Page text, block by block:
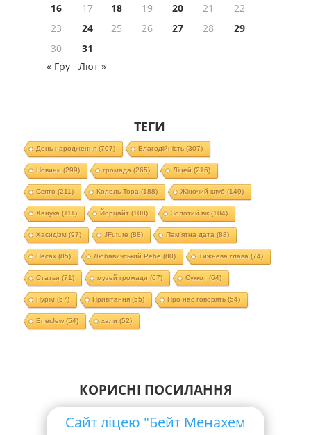
16
17 18 19 20 21
22
23
24 25 26 27 28
29
30
31
« Гру
Лют »
ТЕГИ
День народження(707) Благодійність (307)
Новини (299) громада (265) Ліцей (216)
Свято (211) Колель Тора (188) Жіночий клуб (149)
Ханука (111) Йорцайт (108) Золотий вік(104)
Хасидізм (97) JFuture (88) Пам'ятна дата (88)
Песах(85) Любавичський Ребе (80) Тижнева глава (74)
Статьи (71) музей громади (67) Суккот (64)
Пурім (57) Привітання(55) Про нас говорять (54)
EnerJew(54) хали (52)
КОРИСНІ ПОСИЛАННЯ
Сайт ліцею "Бейт Менахем